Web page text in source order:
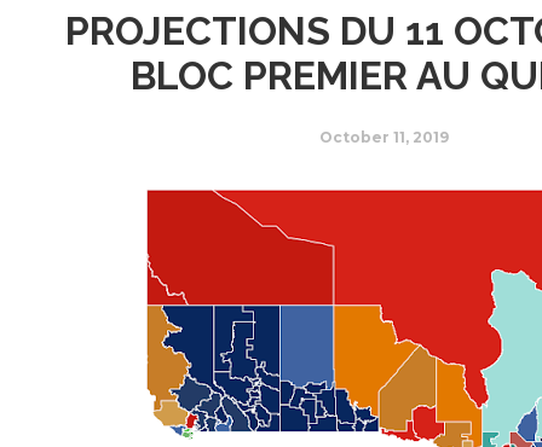
PROJECTIONS DU 11
BLOC PREMIER AU
October 11, 2019